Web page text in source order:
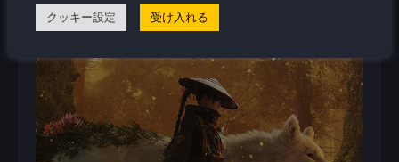
クッキー設定 受け入れる